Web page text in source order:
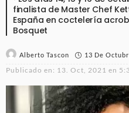
finalista de Master Chef
España en coctelería
Bosquet
Alberto Tascon 13 De
Publicado en: 13. Oct, 2021 en